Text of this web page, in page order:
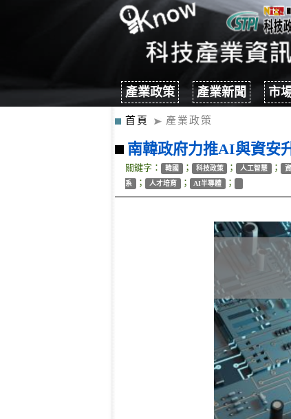
產業政策 產業新聞 市
首頁 產業政策
南韓政府力推AI與資安
關鍵字： 韓國 ； 科技政策 ； 人工智慧 ；
系 ； 人才培育 ； AI半導體 ；